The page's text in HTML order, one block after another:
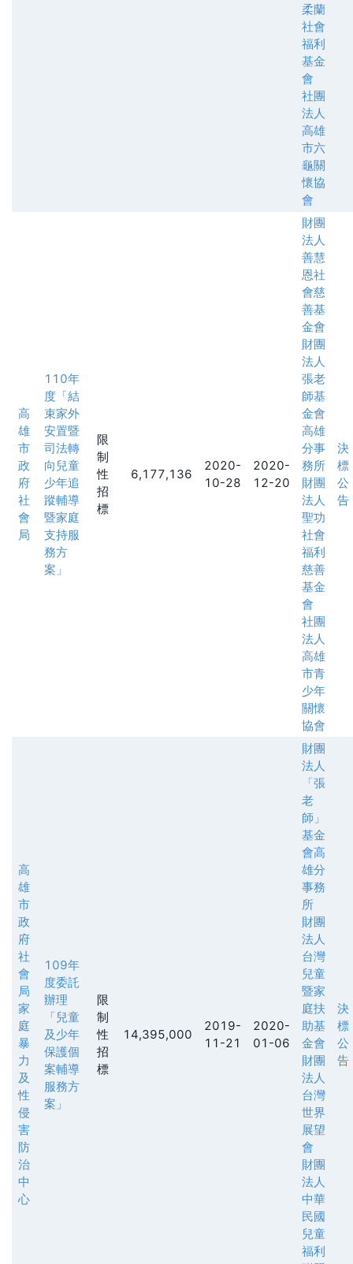
柔蘭
社會
福利
基金
會
社團
法人
高雄
市六
龜關
懷協
會
高
雄
市
政
府
社
會
局
110年
度「結
束家外
安置暨
司法轉
向兒童
少年追
蹤輔導
暨家庭
支持服
務方
案」
限
制
性
招
標
6,177,136
2020-
10-28
2020-
12-20
財團
法人
善慧
恩社
會慈
善基
金會
財團
法人
張老
師基
金會
高雄
分事
務所
財團
法人
聖功
社會
福利
慈善
基金
會
社團
法人
高雄
市青
少年
關懷
協會
決
標
公
告
高
雄
市
政
府
社
會
局
家
庭
暴
力
及
性
侵
害
防
治
中
心
109年
度委託
辦理
「兒童
及少年
保護個
案輔導
服務方
案」
限
制
性
招
標
14,395,000
2019-
11-21
2020-
01-06
財團
法人
「張
老
師」
基金
會高
雄分
事務
所
財團
法人
台灣
兒童
暨家
庭扶
助基
金會
財團
法人
台灣
世界
展望
會
財團
法人
中華
民國
兒童
福利
決
標
公
告